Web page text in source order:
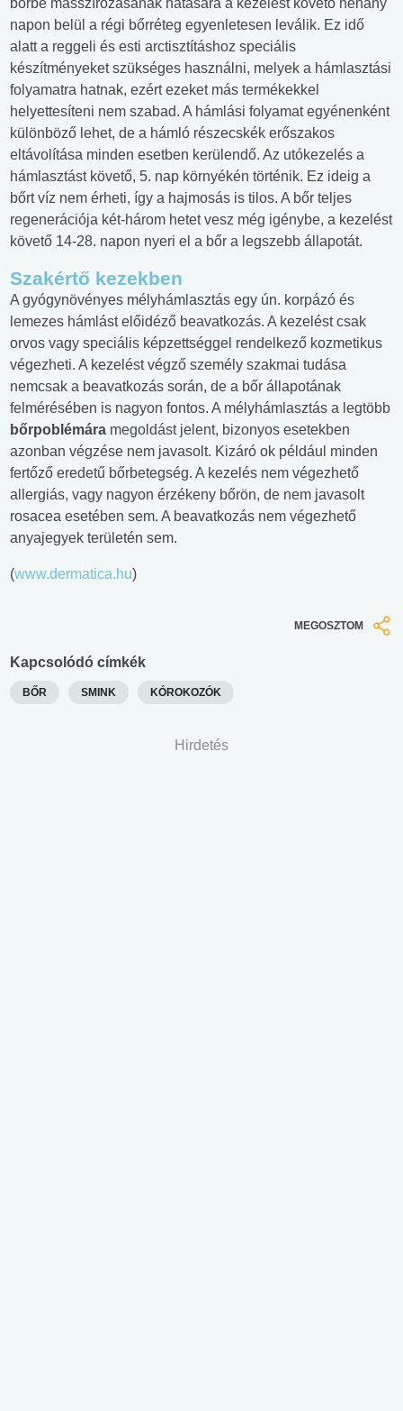
bőrbe masszírozásának hatására a kezelést követő néhány
napon belül a régi bőrréteg egyenletesen leválik. Ez idő
alatt a reggeli és esti arctisztításhoz speciális
készítményeket szükséges használni, melyek a hámlasztási
folyamatra hatnak, ezért ezeket más termékekkel
helyettesíteni nem szabad. A hámlási folyamat egyénenként
különböző lehet, de a hámló részecskék erőszakos
eltávolítása minden esetben kerülendő. Az utókezelés a
hámlasztást követő, 5. nap környékén történik. Ez ideig a
bőrt víz nem érheti, így a hajmosás is tilos. A bőr teljes
regenerációja két-három hetet vesz még igénybe, a kezelést
követő 14-28. napon nyeri el a bőr a legszebb állapotát.
Szakértő kezekben
A gyógynövényes mélyhámlasztás egy ún. korpázó és
lemezes hámlást előidéző beavatkozás. A kezelést csak
orvos vagy speciális képzettséggel rendelkező kozmetikus
végezheti. A kezelést végző személy szakmai tudása
nemcsak a beavatkozás során, de a bőr állapotának
felmérésében is nagyon fontos. A mélyhámlasztás a legtöbb
bőrpoblémára megoldást jelent, bizonyos esetekben
azonban végzése nem javasolt. Kizáró ok például minden
fertőző eredetű bőrbetegség. A kezelés nem végezhető
allergiás, vagy nagyon érzékeny bőrön, de nem javasolt
rosacea esetében sem. A beavatkozás nem végezhető
anyajegyek területén sem.
(www.dermatica.hu)
MEGOSZTOM
Kapcsolódó címkék
BŐR SMINK KÓROKOZÓK
Hirdetés